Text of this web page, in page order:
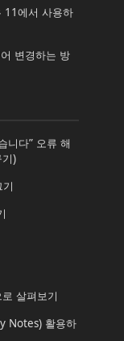
에서 사용하
변경하는 방
니다” 오류 해
)
살펴보기
Notes) 활용하